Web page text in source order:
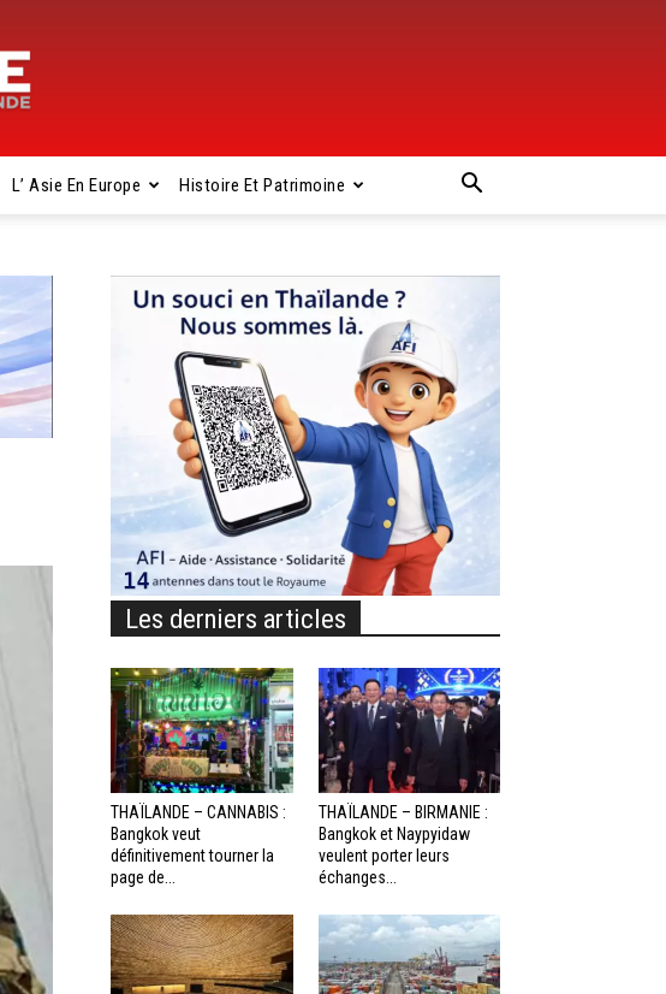
L’ Asie En Europe Histoire Et Patrimoine
Les derniers articles
THAÏLANDE – CANNABIS :
Bangkok veut
définitivement tourner la
page de...
THAÏLANDE – BIRMANIE :
Bangkok et Naypyidaw
veulent porter leurs
échanges...